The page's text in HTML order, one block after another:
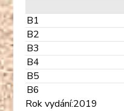
B1
B2
B3
B4
B5
B6
Rok vydání:2019